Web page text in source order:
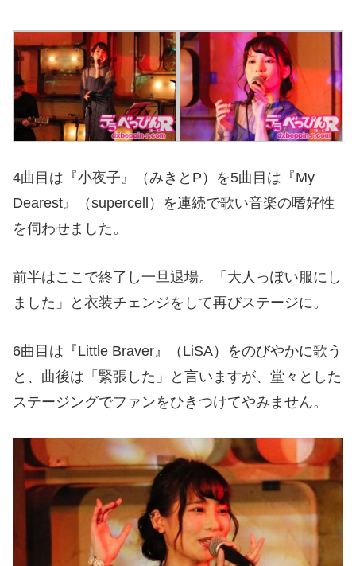
4曲目は『小夜子』（みきと P ）を5曲目は『My
Dearest』（supercell ）を連続で歌い音楽の嗜好性
を伺わせました。
前半はここで終了し一旦退場。「大人っぽい服にし
ました」と衣装チェンジをして再びステージに。
6曲目は『Little Braver』（ LiSA）をのびやかに歌う
と、曲後は「緊張した」と言いますが、堂々とした
ステージングでファンをひきつけてやみません。